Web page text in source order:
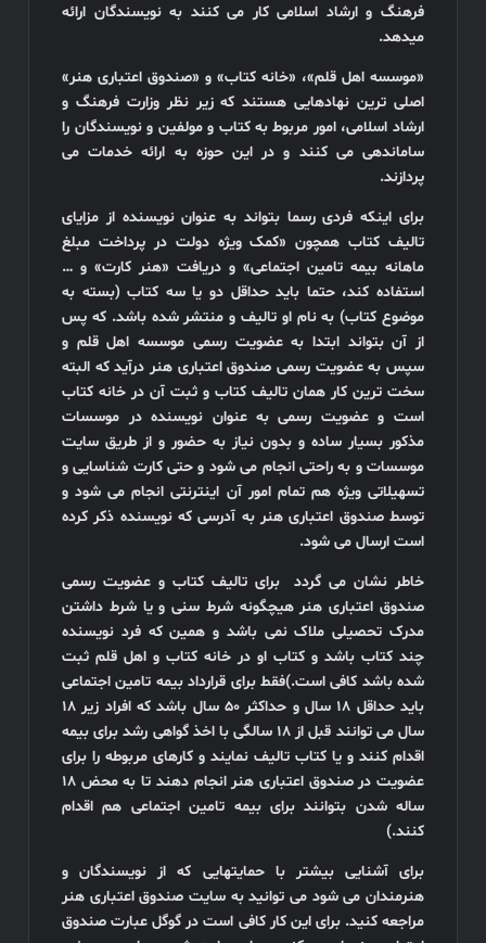
فرهنگ و ارشاد اسلامی کار می کنند به نویسندگان ارائه
میدهد.
«موسسه اهل قلم»، «خانه کتاب» و «صندوق اعتباری هنر»
اصلی ترین نهادهایی هستند که زیر نظر وزارت فرهنگ و
ارشاد اسلامی، امور مربوط به کتاب و مولفین و نویسندگان را
ساماندهی می کنند و در این حوزه به ارائه خدمات می
پردازند.
برای اینکه فردی رسما بتواند به عنوان نویسنده از مزایای
تالیف کتاب همچون «کمک ویژه دولت در پرداخت مبلغ
ماهانه بیمه تامین اجتماعی» و دریافت «هنر کارت» و …
استفاده کند، حتما باید حداقل دو یا سه کتاب (بسته به
موضوع کتاب) به نام او تالیف و منتشر شده باشد. که پس
از آن بتواند ابتدا به عضویت رسمی موسسه اهل قلم و
سپس به عضویت رسمی صندوق اعتباری هنر درآید که البته
سخت ترین کار همان تالیف کتاب و ثبت آن در خانه کتاب
است و عضویت رسمی به عنوان نویسنده در موسسات
مذکور بسیار ساده و بدون نیاز به حضور و از طریق سایت
موسسات و به راحتی انجام می شود و حتی کارت شناسایی و
تسهیلاتی ویژه هم تمام امور آن اینترنتی انجام می شود و
توسط صندوق اعتباری هنر به آدرسی که نویسنده ذکر کرده
است ارسال می شود.
خاطر نشان می گردد برای تالیف کتاب و عضویت رسمی
صندوق اعتباری هنر هیچگونه شرط سنی و یا شرط داشتن
مدرک تحصیلی ملاک نمی باشد و همین که فرد نویسنده
چند کتاب باشد و کتاب او در خانه کتاب و اهل قلم ثبت
شده باشد کافی است.)فقط برای قرارداد بیمه تامین اجتماعی
باید حداقل 18 سال و حداکثر 50 سال باشد که افراد زیر 18
سال می توانند قبل از 18 سالگی با اخذ گواهی رشد برای بیمه
اقدام کنند و یا کتاب تالیف نمایند و کارهای مربوطه را برای
عضویت در صندوق اعتباری هنر انجام دهند تا به محض 18
ساله شدن بتوانند برای بیمه تامین اجتماعی هم اقدام
کنند.)
برای آشنایی بیشتر با حمایتهایی که از نویسندگان و
هنرمندان می شود می توانید به سایت صندوق اعتباری هنر
مراجعه کنید. برای این کار کافی است در گوگل عبارت صندوق